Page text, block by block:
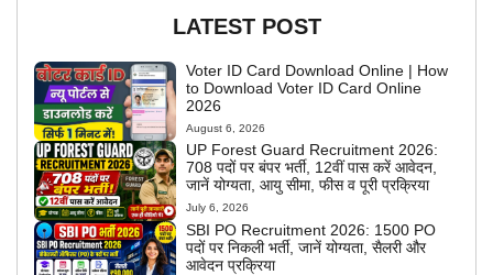
LATEST POST
Voter ID Card Download Online | How
to Download Voter ID Card Online
2026
August 6, 2026
UP Forest Guard Recruitment 2026:
708 पदों पर बंपर भर्ती, 12वीं पास करें आवेदन,
जानें योग्यता, आयु सीमा, फीस व पूरी प्रक्रिया
July 6, 2026
SBI PO Recruitment 2026: 1500 PO
पदों पर निकली भर्ती, जानें योग्यता, सैलरी और
आवेदन प्रक्रिया